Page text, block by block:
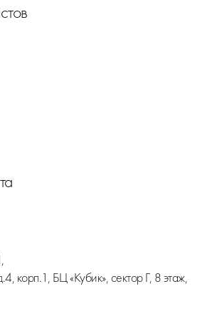
корп.1, БЦ «Кубик», сектор Г, 8 этаж,